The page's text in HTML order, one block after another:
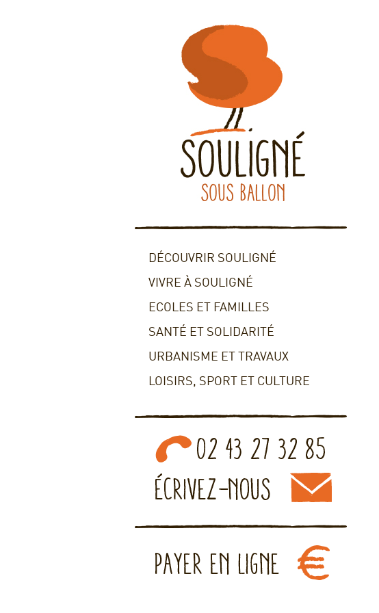
DÉCOUVRIR SOULIGNÉ
VIVRE À SOULIGNÉ
ECOLES ET FAMILLES
SANTÉ ET SOLIDARITÉ
URBANISME ET TRAVAUX
LOISIRS, SPORT ET CULTURE